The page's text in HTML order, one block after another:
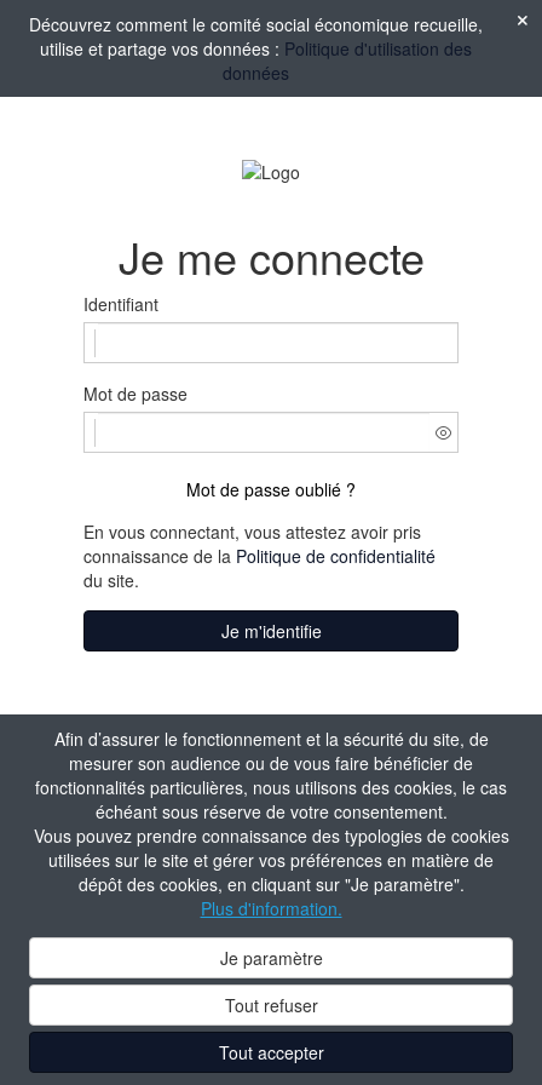
Afin d’assurer le fonctionnement et la sécurité du site, de
mesurer son audience ou de vous faire bénéficier de
fonctionnalités particulières, nous utilisons des cookies, le cas
échéant sous réserve de votre consentement.
Vous pouvez prendre connaissance des typologies de cookies
utilisées sur le site et gérer vos préférences en matière de
dépôt des cookies, en cliquant sur "Je paramètre".
Plus d'information.
Je paramètre
Tout refuser
Tout accepter
Découvrez comment le comité social économique recueille,
utilise et partage vos données : Politique d'utilisation des
données
Je me connecte
Identifiant
Mot de passe
Mot de passe oublié ?
En vous connectant, vous attestez avoir pris
connaissance de la Politique de confidentialité
du site.
Je m'identifie